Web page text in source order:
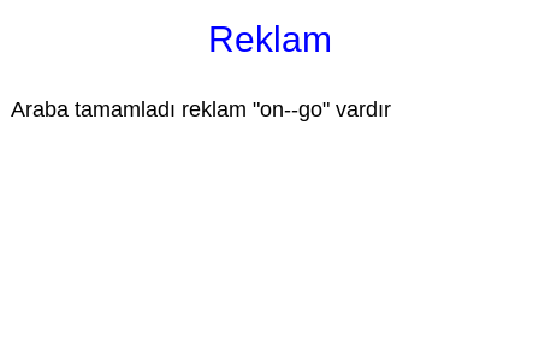
Reklam
Araba tamamladı reklam "on--go" vardır